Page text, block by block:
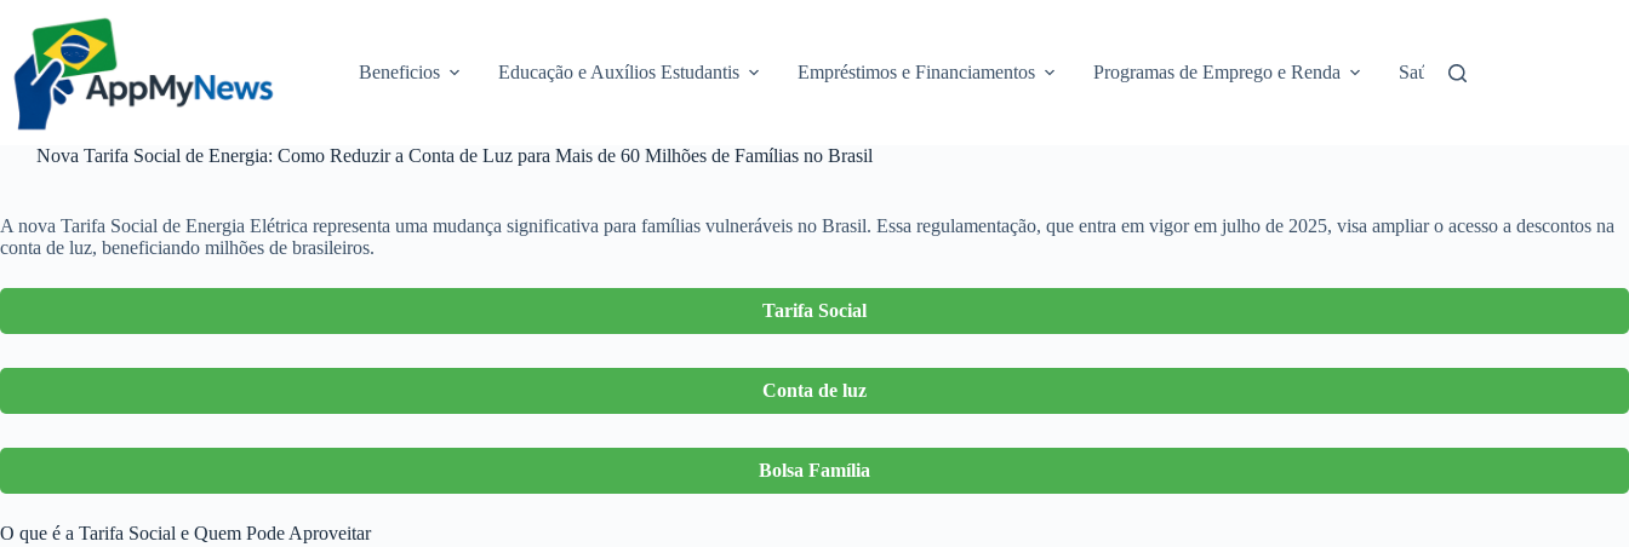
conteúdo
Beneficios Educação e Auxílios Estudantis Empréstimos e Financiamentos Programas de Emprego e Renda Saúde e Assistência
Nova Tarifa Social de Energia: Como Reduzir a Conta de Luz para Mais de 60 Milhões de Famílias no Brasil
A nova Tarifa Social de Energia Elétrica representa uma mudança significativa para famílias vulneráveis no Brasil. Essa regulamentação, que entra em vigor em julho de 2025, visa ampliar o acesso a descontos na
conta de luz, beneficiando milhões de brasileiros.
Tarifa Social
Conta de luz
Bolsa Família
O que é a Tarifa Social e Quem Pode Aproveitar